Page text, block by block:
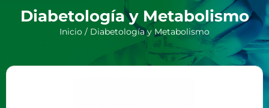
Diabetología y Metabolismo
Inicio / Diabetología y Metabolismo